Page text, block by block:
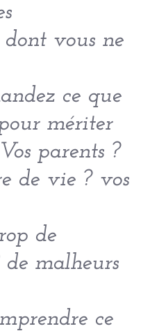
dont vous ne
ce que
mériter
parents ?
de vie ? vos
de
de malheurs
ce